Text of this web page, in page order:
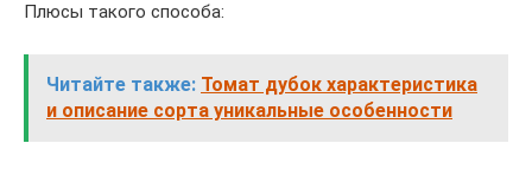
Плюсы такого способа:
Читайте также: Томат дубок характеристика
и описание сорта уникальные особенности